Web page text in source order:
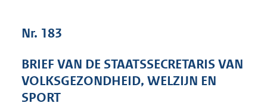
:
4
Nr. 183
BRIEF VAN DE STAATSSECRETARIS VAN
VOLKSGEZONDHEID, WELZIJN EN
SPORT